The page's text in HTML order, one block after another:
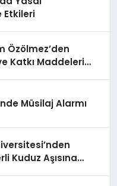
Etkileri
Özölmez’den
Katkı Maddeleri
Müsilaj Alarmı
Kuduz Aşısına